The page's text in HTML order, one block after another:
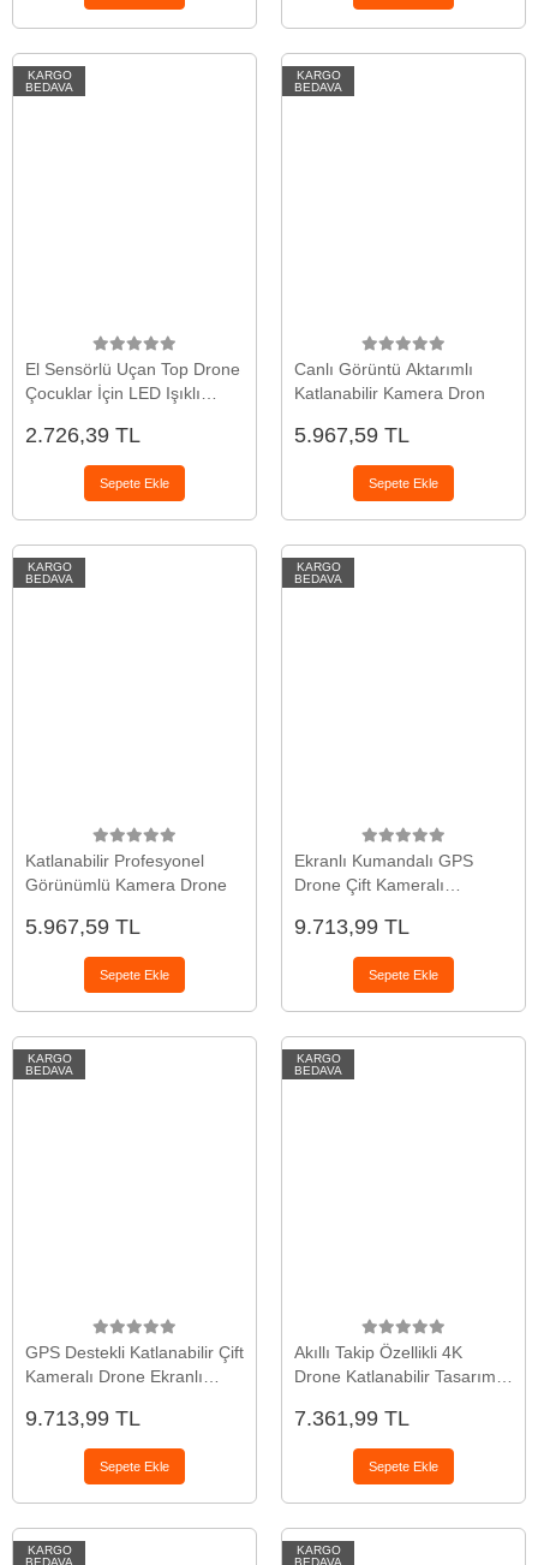
KARGO
BEDAVA
El Sensörlü Uçan Top Drone
Çocuklar İçin LED Işıklı
2.726,39 TL
Sepete Ekle
KARGO
BEDAVA
Canlı Görüntü Aktarımlı
Katlanabilir Kamera Dron
5.967,59 TL
Sepete Ekle
KARGO
BEDAVA
Katlanabilir Profesyonel
Görünümlü Kamera Drone
5.967,59 TL
Sepete Ekle
KARGO
BEDAVA
Ekranlı Kumandalı GPS
Drone Çift Kameralı
9.713,99 TL
Sepete Ekle
KARGO
BEDAVA
GPS Destekli Katlanabilir Çift
Kameralı Drone Ekranlı
9.713,99 TL
Sepete Ekle
KARGO
BEDAVA
Akıllı Takip Özellikli 4K
Drone Katlanabilir Tasarım
Profesyonel Çekim Dronu
7.361,99 TL
Sepete Ekle
KARGO
BEDAVA
KARGO
BEDAVA